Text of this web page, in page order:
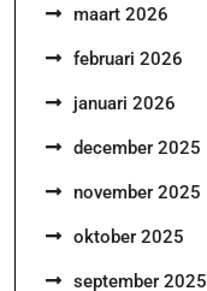
maart 2026
februari 2026
januari 2026
december 2025
november 2025
oktober 2025
september 2025